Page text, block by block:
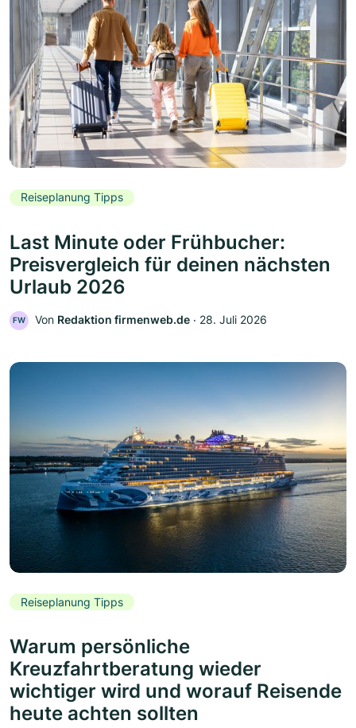
Reiseplanung Tipps
Last Minute oder Frühbucher:
Preisvergleich für deinen nächsten
Urlaub 2026
FW Von Redaktion firmenweb.de ‧ 28. Juli 2026
Reiseplanung Tipps
Warum persönliche
Kreuzfahrtberatung wieder
wichtiger wird und worauf Reisende
heute achten sollten